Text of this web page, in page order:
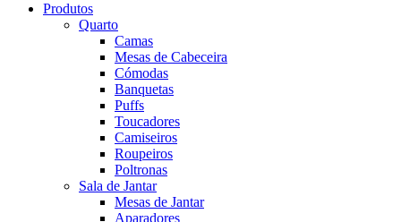
Produtos
Quarto
Camas
Mesas de Cabeceira
Cómodas
Banquetas
Puffs
Toucadores
Camiseiros
Roupeiros
Poltronas
Sala de Jantar
Mesas de Jantar
Aparadores